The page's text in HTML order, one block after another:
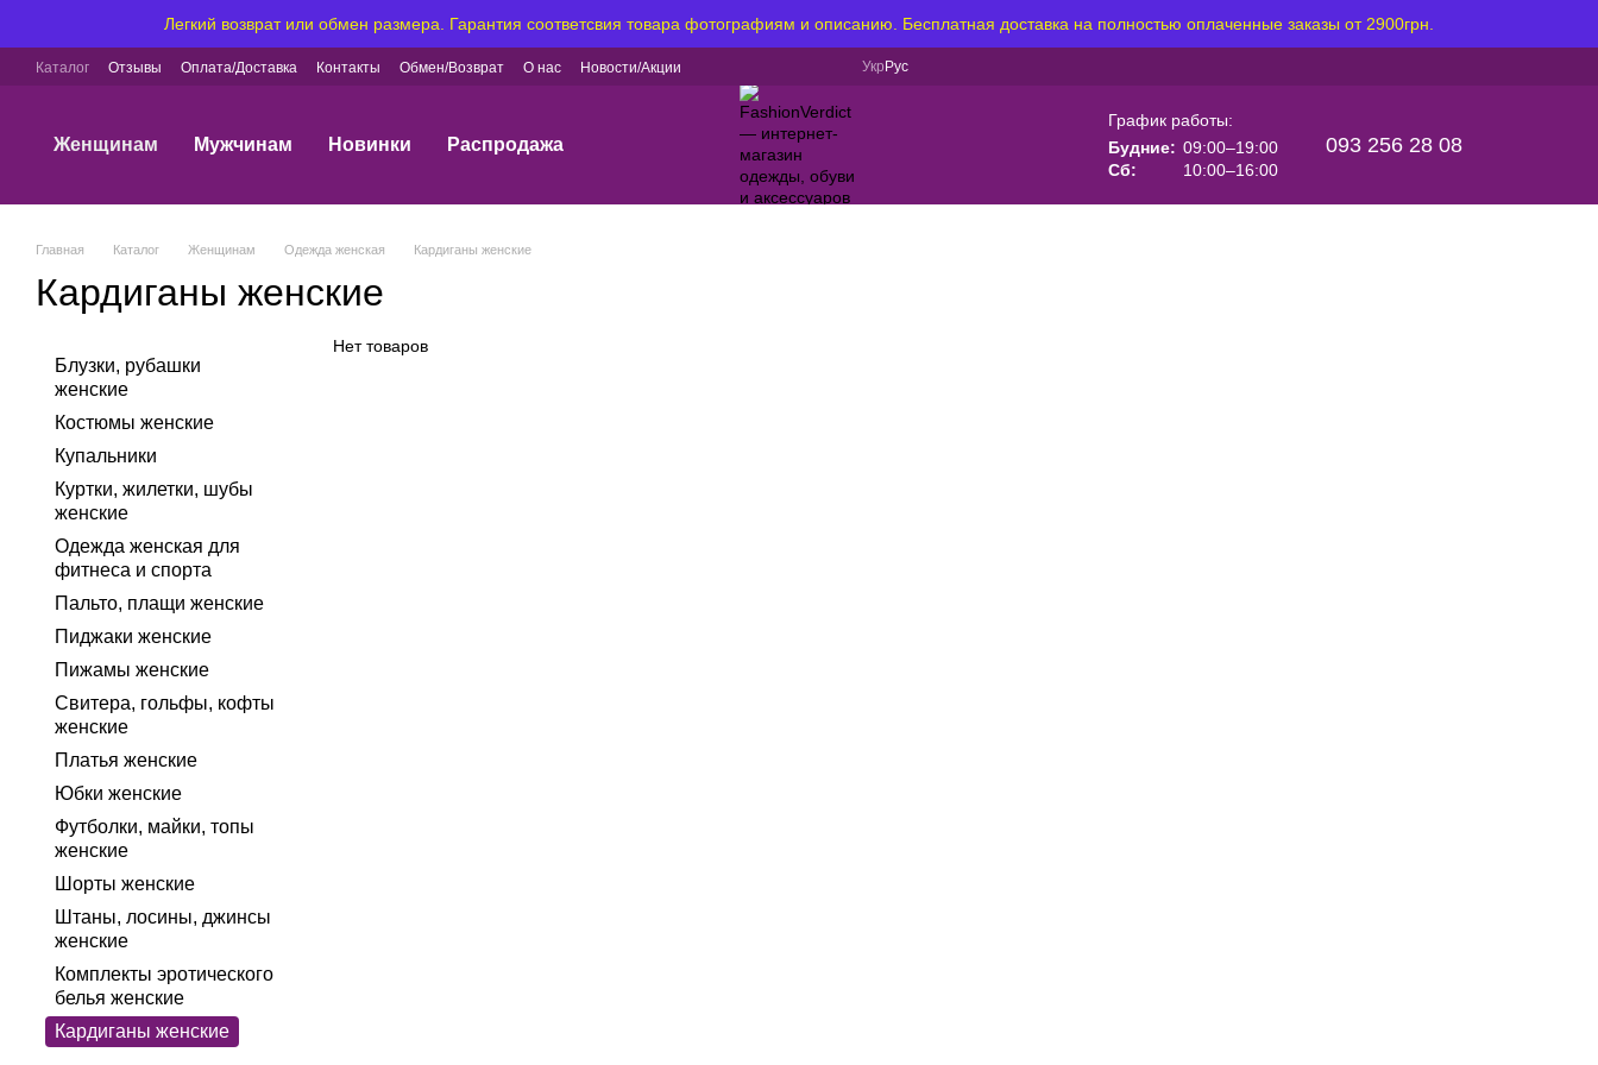
Перейти к основному контентуЛегкий возврат или обмен размера. Гарантия соответсвия товара фотографиям и описанию. Бесплатная доставка на полностью оплаченные заказы от 2900грн.
Каталог Отзывы Оплата/Доставка Контакты Обмен/Возврат О нас Новости/Акции Укр Рус
Женщинам Мужчинам Новинки Распродажа
График работы:
Будние: 09:00–19:00
Сб:
10:00–16:00
093 256 28 08
Главная Каталог Женщинам Одежда женская Кардиганы женские
Кардиганы женские
Нет товаров
Блузки, рубашки
женские
Костюмы женские
Купальники
Куртки, жилетки, шубы
женские
Одежда женская для
фитнеса и спорта
Пальто, плащи женские
Пиджаки женские
Пижамы женские
Свитера, гольфы, кофты
женские
Платья женские
Юбки женские
Футболки, майки, топы
женские
Шорты женские
Штаны, лосины, джинсы
женские
Комплекты эротического
белья женские
Кардиганы женские